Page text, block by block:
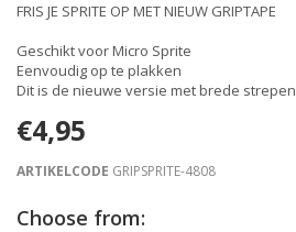
FRIS JE SPRITE OP MET NIEUW GRIPTAPE
Geschikt voor Micro Sprite
Eenvoudig op te plakken
Dit is de nieuwe versie met brede strepen
€4,95
ARTIKELCODE GRIPSPRITE-4808
Choose from: